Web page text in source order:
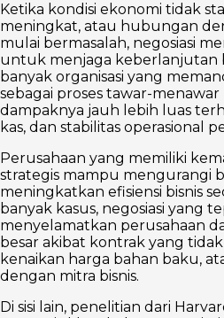
Ketika kondisi ekonomi tidak
meningkat, atau hubungan
mulai bermasalah, negosiasi
untuk menjaga keberlanjutan
banyak organisasi yang
sebagai proses tawar-menawar
dampaknya jauh lebih luas
kas, dan stabilitas operasional
Perusahaan yang memiliki
strategis mampu mengurangi
meningkatkan efisiensi bisnis
banyak kasus, negosiasi yang
menyelamatkan perusahaan
besar akibat kontrak yang
kenaikan harga bahan baku,
dengan mitra bisnis.
Di sisi lain, penelitian dari